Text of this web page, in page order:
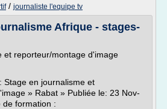
/ journaliste l'equipe tv
Afrique - stages-
et reporteur/montage d'image
Stage en journalisme et
» Rabat » Publiée le: 23 Nov-
de formation :